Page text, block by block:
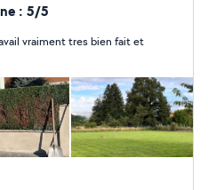
pour toute réalisation de
de haies, nettoyage de
saurais répondre à vos
à très vite
: 5/5
vraiment tres bien fait et